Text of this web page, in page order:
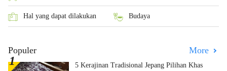
Hal yang dapat dilakukan Budaya
Populer More
5 Kerajinan Tradisional Jepang Pilihan Khas